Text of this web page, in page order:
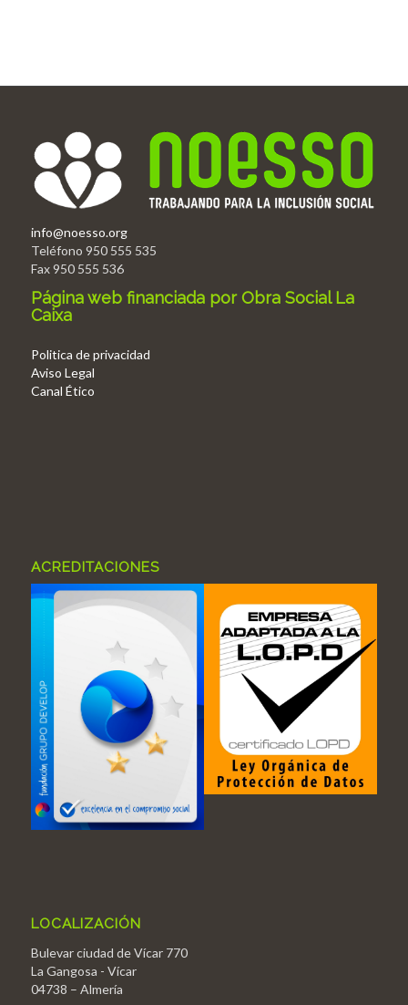
info@noesso.org
Teléfono 950 555 535
Fax 950 555 536
Página web financiada por Obra Social La
Caixa
Politica de privacidad
Aviso Legal
Canal Ético
ACREDITACIONES
LOCALIZACIÓN
Bulevar ciudad de Vícar 770
La Gangosa - Vícar
04738 – Almería